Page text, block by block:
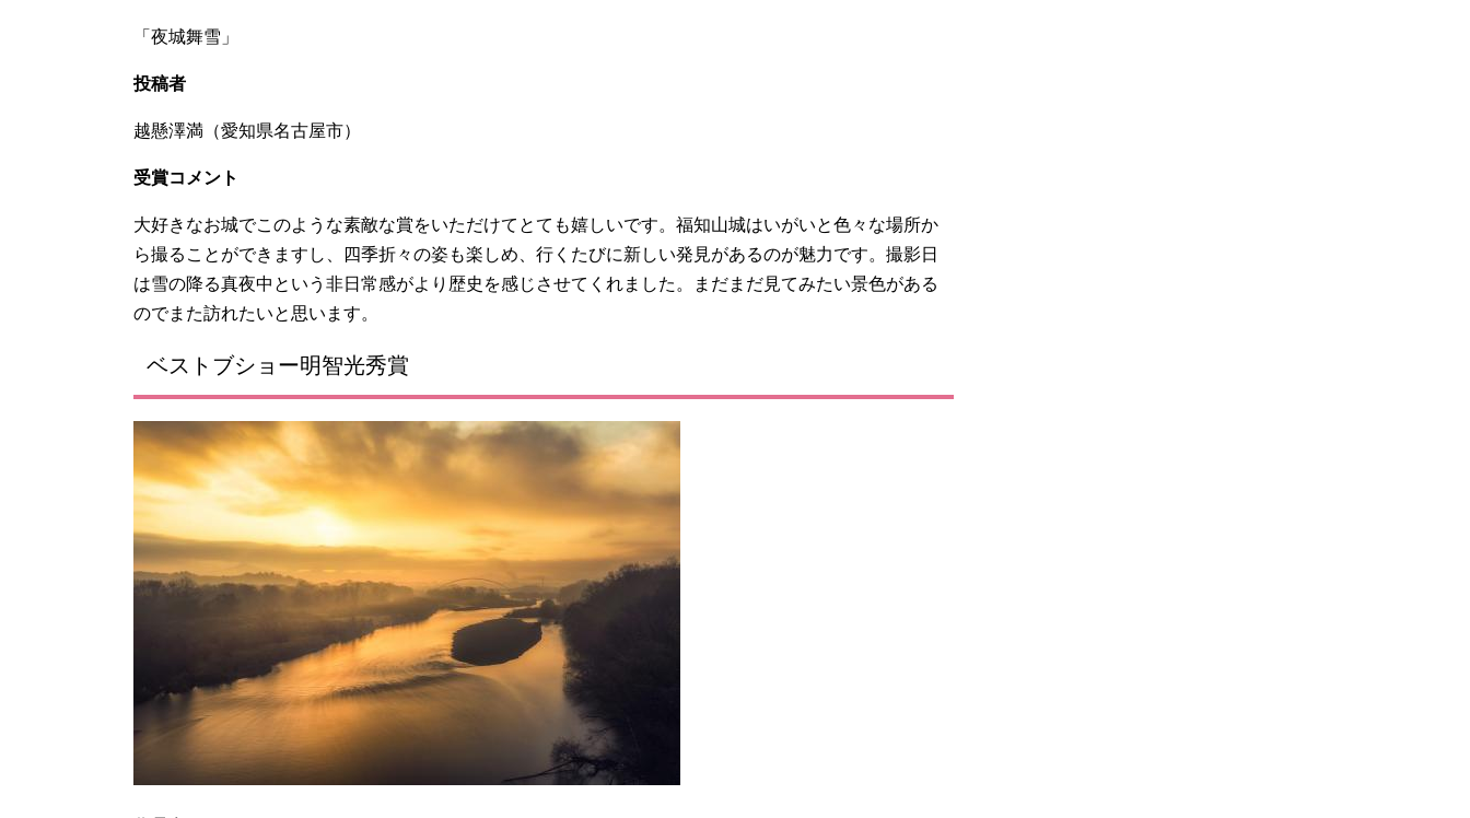
「夜城舞雪」
投稿者
越懸澤満（愛知県名古屋市）
受賞コメント
大好きなお城でこのような素敵な賞をいただけてとても嬉しいです。福知山城はいがいと色々な場所か
ら撮ることができますし、四季折々の姿も楽しめ、行くたびに新しい発見があるのが魅力です。撮影日
は雪の降る真夜中という非日常感がより歴史を感じさせてくれました。まだまだ見てみたい景色がある
のでまた訪れたいと思います。
ベストブショー明智光秀賞